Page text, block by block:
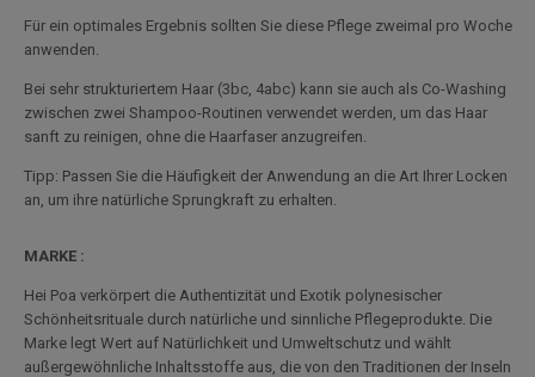
Für ein optimales Ergebnis sollten Sie diese Pflege zweimal pro Woche
anwenden.
Bei sehr strukturiertem Haar (3bc, 4abc) kann sie auch als Co-Washing
zwischen zwei Shampoo-Routinen verwendet werden, um das Haar
sanft zu reinigen, ohne die Haarfaser anzugreifen.
Tipp: Passen Sie die Häufigkeit der Anwendung an die Art Ihrer Locken
an, um ihre natürliche Sprungkraft zu erhalten.
MARKE :
Hei Poa verkörpert die Authentizität und Exotik polynesischer
Schönheitsrituale durch natürliche und sinnliche Pflegeprodukte. Die
Marke legt Wert auf Natürlichkeit und Umweltschutz und wählt
außergewöhnliche Inhaltsstoffe aus, die von den Traditionen der Inseln